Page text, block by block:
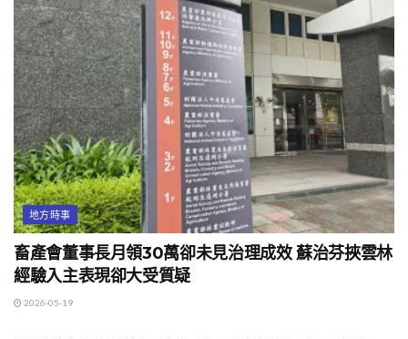
地方時事
畜產會董事長月領30萬卻未見治理成效 蘇治芬挾雲林
經驗入主表現卻大受質疑
2026-05-19